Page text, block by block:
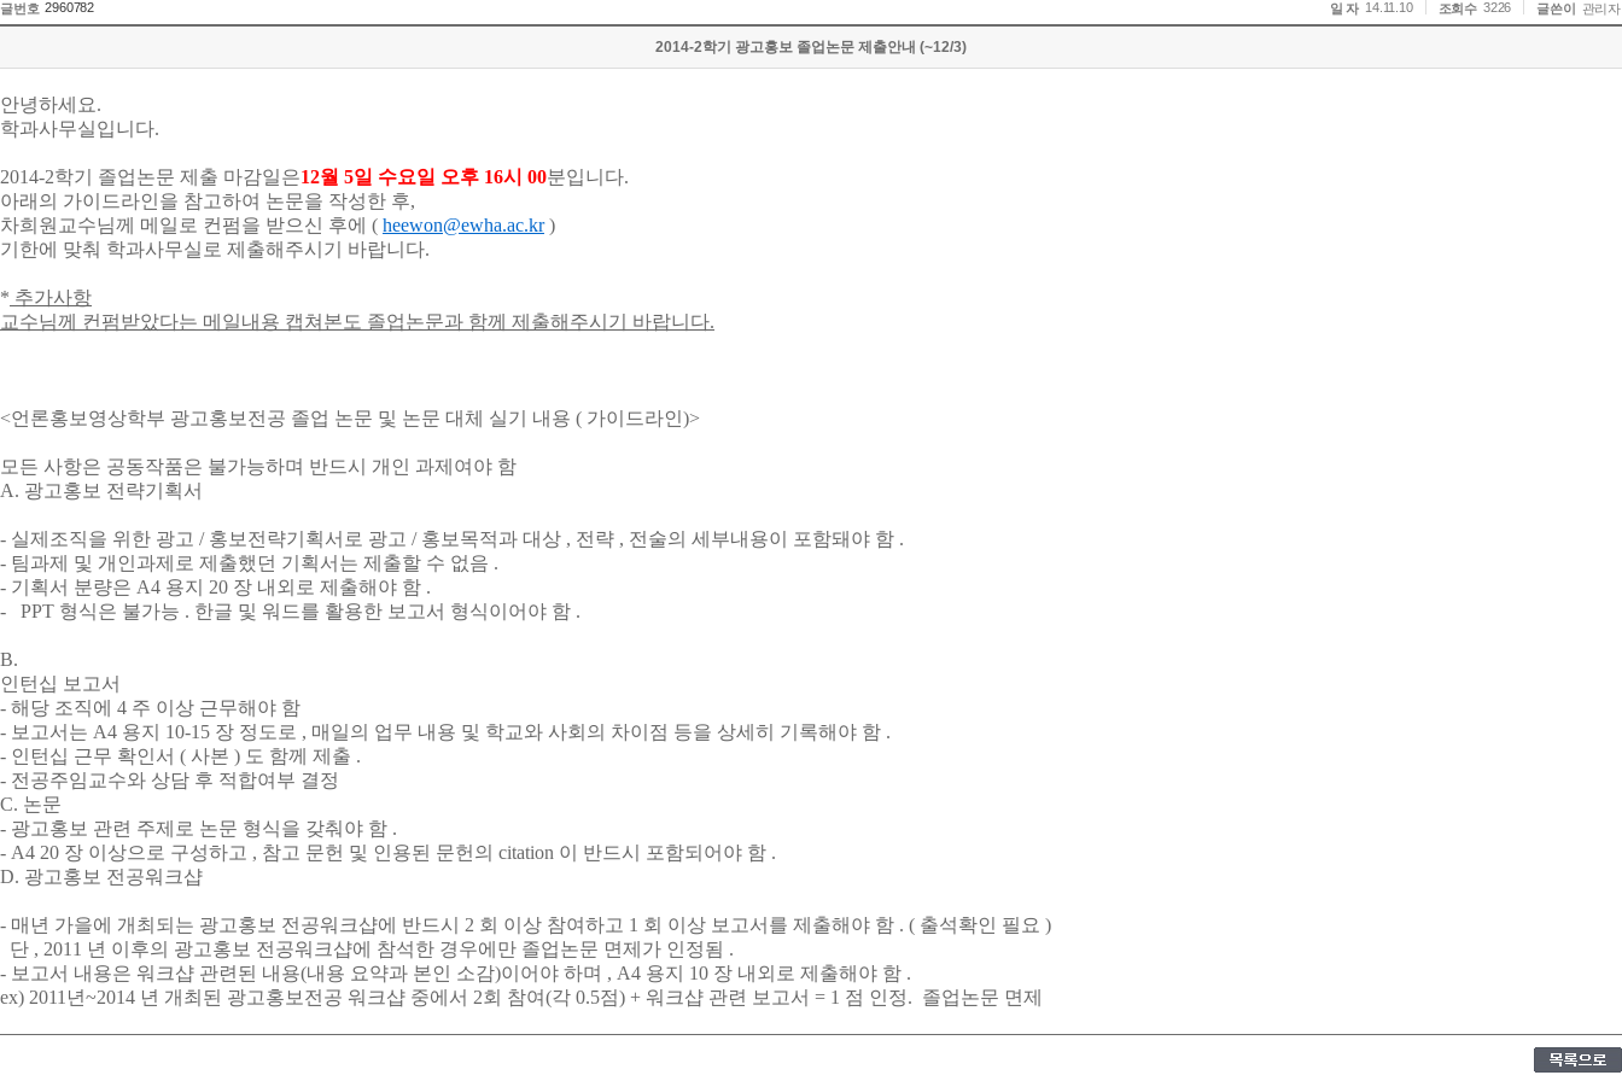
글번호 2960782 일 자 14.11.10 조회수 3226 글쓴이 관리자
2014-2학기 광고홍보 졸업논문 제출안내 (~12/3)
안녕하세요.
학과사무실입니다.
2014-2학기 졸업논문 제출 마감일은12월 5일 수요일 오후 16시 00분입니다.
아래의 가이드라인을 참고하여 논문을 작성한 후,
차희원교수님께 메일로 컨펌을 받으신 후에 ( heewon@ewha.ac.kr)
기한에 맞춰 학과사무실로 제출해주시기 바랍니다.
* 추가사항
교수님께 컨펌받았다는 메일내용 캡쳐본도 졸업논문과 함께 제출해주시기 바랍니다.
<언론홍보영상학부 광고홍보전공 졸업 논문 및 논문 대체 실기 내용 ( 가이드라인)>
모든 사항은 공동작품은 불가능하며 반드시 개인 과제여야 함
A. 광고홍보 전략기획서
- 실제조직을 위한 광고 / 홍보전략기획서로 광고 / 홍보목적과 대상 , 전략 , 전술의 세부내용이 포함돼야 함 .
- 팀과제 및 개인과제로 제출했던 기획서는 제출할 수 없음 .
- 기획서 분량은 A4 용지 20 장 내외로 제출해야 함 .
- PPT 형식은 불가능 . 한글 및 워드를 활용한 보고서 형식이어야 함 .
B.
인턴십 보고서
- 해당 조직에 4 주 이상 근무해야 함
- 보고서는 A4 용지 10-15 장 정도로 , 매일의 업무 내용 및 학교와 사회의 차이점 등을 상세히 기록해야 함 .
- 인턴십 근무 확인서 ( 사본 ) 도 함께 제출 .
- 전공주임교수와 상담 후 적합여부 결정
C. 논문
- 광고홍보 관련 주제로 논문 형식을 갖춰야 함 .
- A4 20 장 이상으로 구성하고 , 참고 문헌 및 인용된 문헌의 citation 이 반드시 포함되어야 함 .
D. 광고홍보 전공워크샵
- 매년 가을에 개최되는 광고홍보 전공워크샵에 반드시 2 회 이상 참여하고 1 회 이상 보고서를 제출해야 함 . ( 출석확인 필요 )
단 , 2011 년 이후의 광고홍보 전공워크샵에 참석한 경우에만 졸업논문 면제가 인정됨 .
- 보고서 내용은 워크샵 관련된 내용(내용 요약과 본인 소감)이어야 하며 , A4 용지 10 장 내외로 제출해야 함 .
ex) 2011년~2014 년 개최된 광고홍보전공 워크샵 중에서 2회 참여(각 0.5점) + 워크샵 관련 보고서 = 1 점 인정. 졸업논문 면제